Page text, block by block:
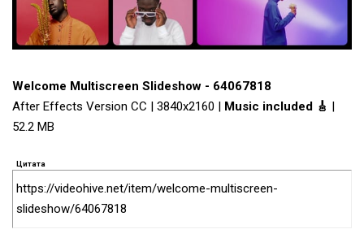
Welcome Multiscreen Slideshow - 64067818
After Effects Version CC | 3840x2160 | Music included 🎸 |
52.2 MB
Цитата
https://videohive.net/item/welcome-multiscreen-
slideshow/64067818